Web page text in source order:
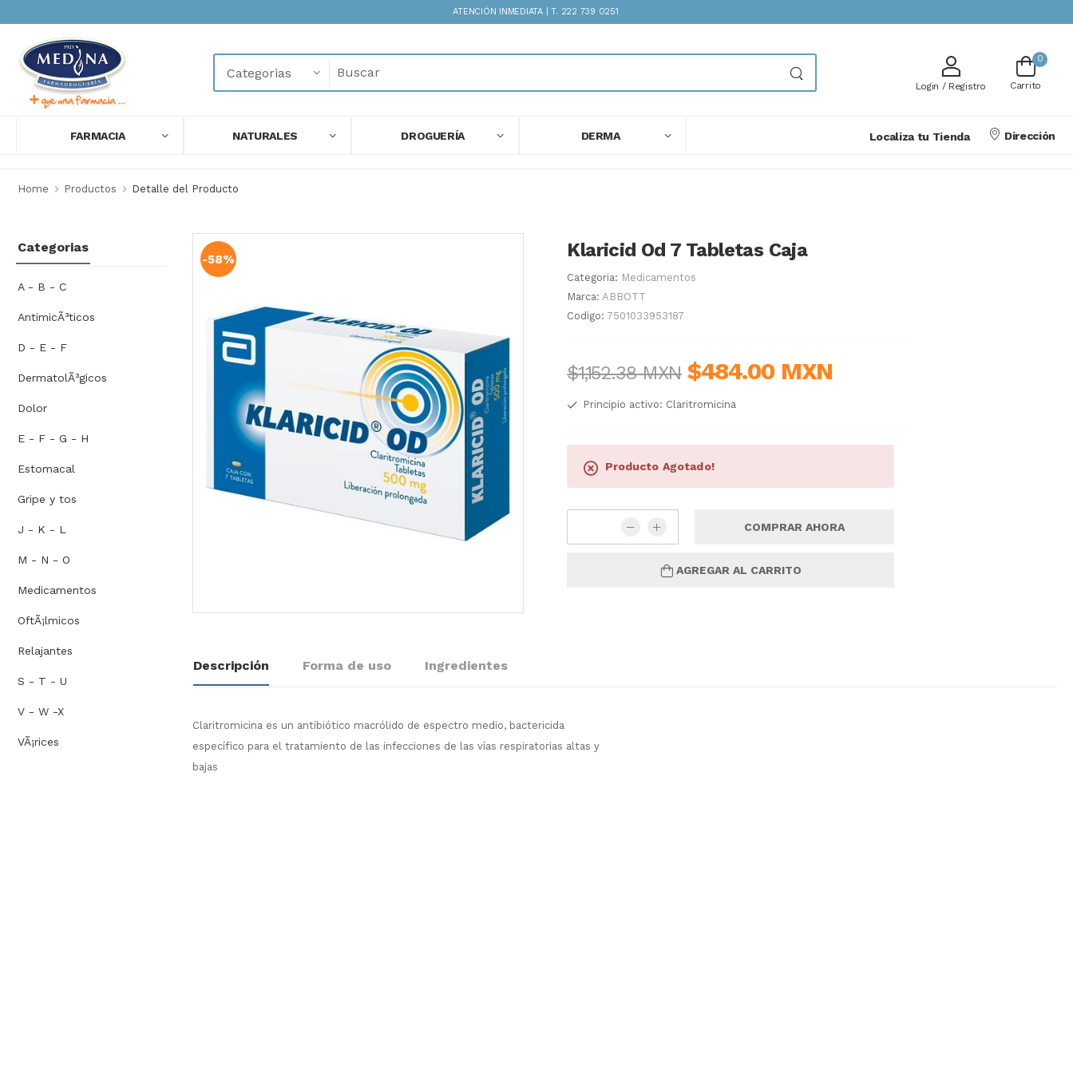
ATENCIÓN INMEDIATA | T. 222 739 0251
Login / Registro
0
Carrito
FARMACIA NATURALES DROGUERÍA DERMA Localiza tu Tienda Dirección
Home Productos Detalle del Producto
Categorias
A - B - C
AntimicÃ³ticos
D - E - F
DermatolÃ³gicos
Dolor
E - F - G - H
Estomacal
Gripe y tos
J - K - L
M - N - O
Medicamentos
OftÃ¡lmicos
Relajantes
S - T - U
V - W -X
VÃ¡rices
-58% Klaricid Od 7 Tabletas Caja
Categoria: Medicamentos
Marca:ABBOTT
Codigo: 7501033953187
$1,152.38 MXN $484.00 MXN
Principio activo: Claritromicina
Producto Agotado!
COMPRAR AHORA
AGREGAR AL CARRITO
Descripción Forma de uso Ingredientes
Claritromicina es un antibiótico macrólido de espectro medio, bactericida
específico para el tratamiento de las infecciones de las vías respiratorias altas y
bajas